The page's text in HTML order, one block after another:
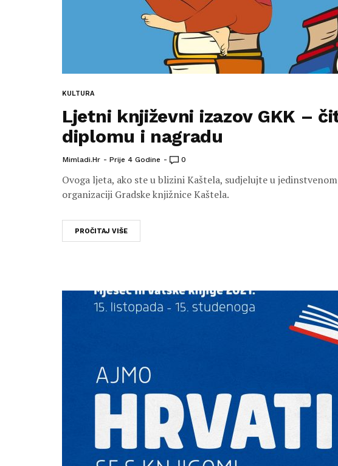
KULTURA
Ljetni književni izazov GKK –
diplomu i nagradu
Mimladi.hr Prije 4 Godine 0
Ovoga ljeta, ako ste u blizini Kaštela, sudjelujte u
organizaciji Gradske knjižnice Kaštela.
PROČITAJ VIŠE